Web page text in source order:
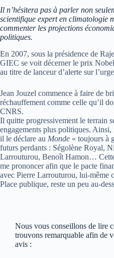
Il n’hésitera pas à parler non
scientifique expert en climatologie
commenter les projections
politiques.
En 2007, sous la présidence de
GIEC se voit décerner le prix
au titre de lanceur d’alerte sur
Jean Jouzel commence à faire de
réchauffement comme celle qu’il
CNRS.
Il quitte progressivement le terrain
engagements plus politiques.
il le déclare au Monde « toujours à
futurs perdants : Ségolène Royal,
Larrouturou, Benoît Hamon… Cette
me prononcer afin que le pacte
avec Pierre Larrouturou, lui-même
Place publique, reste un peu au-
Nous vous conseillons de lire
trouvons remarquable afin de
avis :